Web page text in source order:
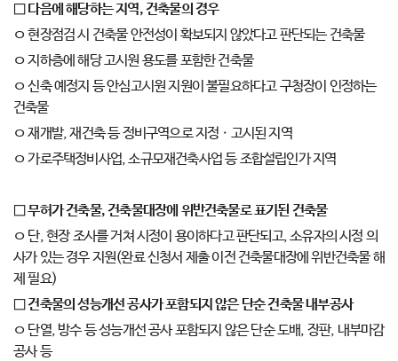
□다음에 해당하는 지역,건축물의 경우
ㅇ 현장점검 시 건축물 안전성이 확보되지 않았다고 판단되는 건축물
ㅇ 지하층에 해당 고시원 용도를 포함한 건축물
ㅇ 신축 예정지 등 안심고시원 지원이 불필요하다고 구청장이 인정하는
건축물
ㅇ 재개발, 재건축 등 정비구역으로 지정ㆍ고시된 지역
ㅇ 가로주택정비사업, 소규모재건축사업 등 조합설립인가 지역
□무허가 건축물,건축물대장에 위반건축물로 표기된 건축물
ㅇ 단, 현장 조사를 거쳐 시정이 용이하다고 판단되고, 소유자의 시정 의
사가 있는 경우 지원(완료 신청서 제출 이전 건축물대장에 위반건축물 해
제 필요)
□건축물의 성능개선 공사가 포함되지 않은 단순 건축물 내부공사
ㅇ 단열, 방수 등 성능개선 공사 포함되지 않은 단순 도배, 장판, 내부마감
공사 등